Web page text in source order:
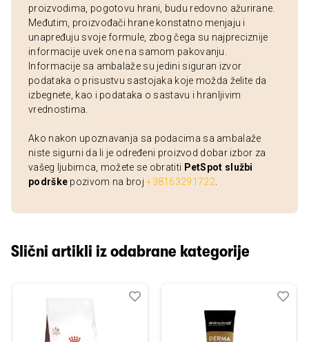
proizvodima, pogotovu hrani, budu redovno ažurirane.
Međutim, proizvođači hrane konstatno menjaju i
unapređuju svoje formule, zbog čega su najpreciznije
informacije uvek one na samom pakovanju.
Informacije sa ambalaže su jedini siguran izvor
podataka o prisustvu sastojaka koje možda želite da
izbegnete, kao i podataka o sastavu i hranljivim
vrednostima.
Ako nakon upoznavanja sa podacima sa ambalaže
niste sigurni da li je određeni proizvod dobar izbor za
vašeg ljubimca, možete se obratiti PetSpot službi
podrške pozivom na broj+38163291722
Slični artikli iz odabrane kategorije
Dodaj
Uporedi